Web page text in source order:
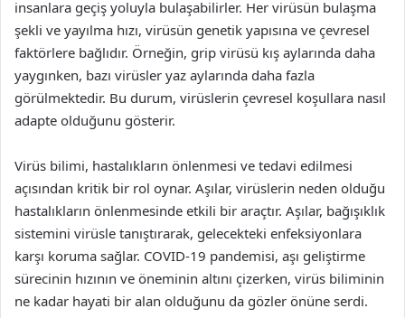
insanlara geçiş yoluyla bulaşabilirler. Her virüsün bulaşma
şekli ve yayılma hızı, virüsün genetik yapısına ve çevresel
faktörlere bağlıdır. Örneğin, grip virüsü kış aylarında daha
yaygınken, bazı virüsler yaz aylarında daha fazla
görülmektedir. Bu durum, virüslerin çevresel koşullara nasıl
adapte olduğunu gösterir.
Virüs bilimi, hastalıkların önlenmesi ve tedavi edilmesi
açısından kritik bir rol oynar. Aşılar, virüslerin neden olduğu
hastalıkların önlenmesinde etkili bir araçtır. Aşılar, bağışıklık
sistemini virüsle tanıştırarak, gelecekteki enfeksiyonlara
karşı koruma sağlar. COVID-19 pandemisi, aşı geliştirme
sürecinin hızının ve öneminin altını çizerken, virüs biliminin
ne kadar hayati bir alan olduğunu da gözler önüne serdi.